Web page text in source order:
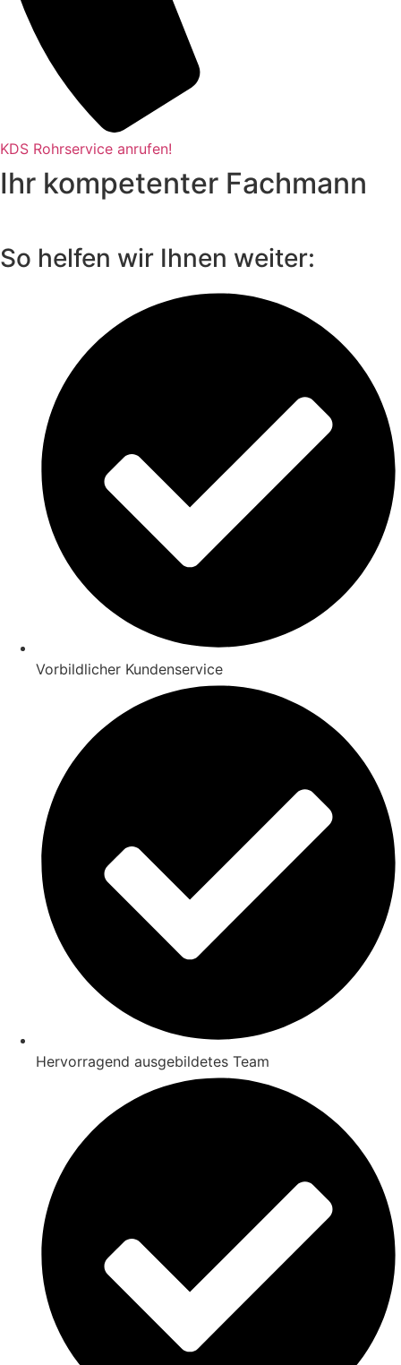
KDS Rohrservice anrufen!
Ihr kompetenter Fachmann
So helfen wir Ihnen weiter:
Vorbildlicher Kundenservice
Hervorragend ausgebildetes Team